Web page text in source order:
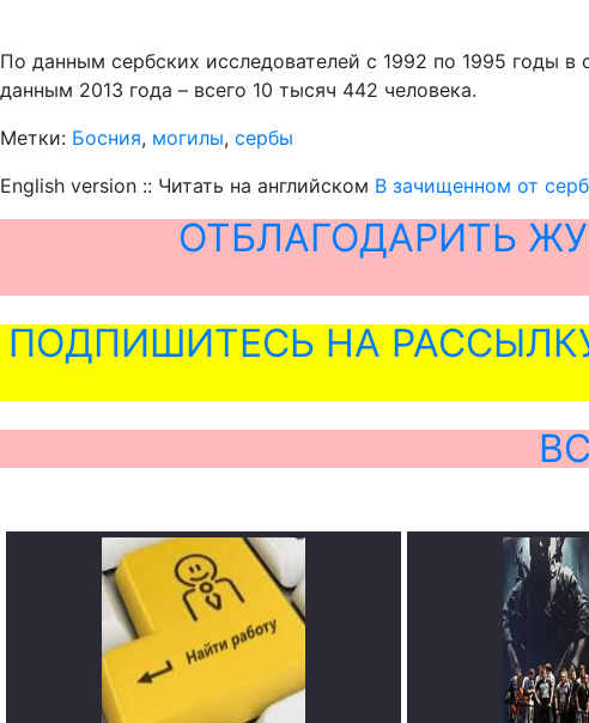
По данным сербских исследователей с 1992 по 1995 годы
данным 2013 года – всего 10 тысяч 442 человека.
Метки: Босния, могилы, сербы
English version :: Читать на английском В зачищенном от
ОТБЛАГОДАРИТЬ
ПОДПИШИТЕСЬ НА